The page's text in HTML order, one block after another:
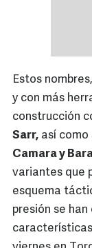
Estos
y con más
construcción
Sarr, así como
Camara y
variantes que
esquema
presión se